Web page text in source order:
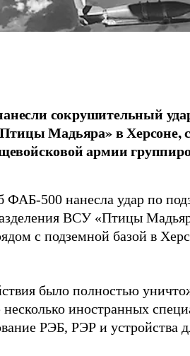
сокрушительный
Мадьяра» в Херсоне,
армии
500 нанесла удар по
ВСУ «Птицы
с подземной базой в
было полностью
несколько иностранных
РЭБ, РЭР и устройства